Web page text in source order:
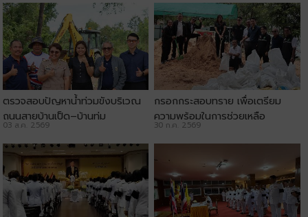
ตรวจสอบปัญหาน้ำท่วมขังบริเวณ
ถนนสายบ้านเป็ด–บ้านทุ่ม
03 ส.ค. 2569
กรอกกระสอบทราย เพื่อเตรียม
ความพร้อมในการช่วยเหลือ
ประชาชน
30 ก.ค. 2569